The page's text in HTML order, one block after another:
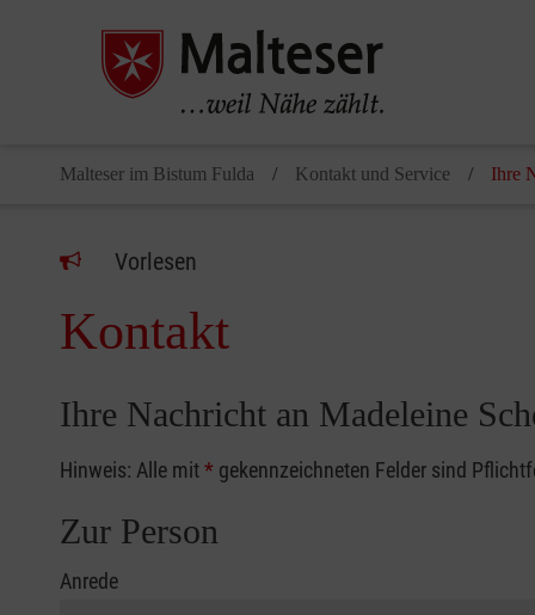
Malteser im Bistum Fulda Kontakt und Service Ihre
Vorlesen
Kontakt
Ihre Nachricht an Madeleine
Hinweis: Alle mit* gekennzeichneten Felder sind
Zur Person
Anrede